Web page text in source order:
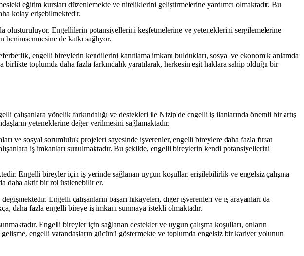
eğitim kursları düzenlemekte ve niteliklerini geliştirmelerine yardımcı olmaktadır. Bu
kolay erişebilmektedir.
oluşturuluyor. Engellilerin potansiyellerini keşfetmelerine ve yeteneklerini sergilemelerine
benimsenmesine de katkı sağlıyor.
engelli bireylerin kendilerini kanıtlama imkanı buldukları, sosyal ve ekonomik anlamda
birlikte toplumda daha fazla farkındalık yaratılarak, herkesin eşit haklara sahip olduğu bir
çalışanlara yönelik farkındalığı ve destekleri ile Nizip'de engelli iş ilanlarında önemli bir artış
yeteneklerine değer verilmesini sağlamaktadır.
ve sosyal sorumluluk projeleri sayesinde işverenler, engelli bireylere daha fazla fırsat
iş imkanları sunulmaktadır. Bu şekilde, engelli bireylerin kendi potansiyellerini
Engelli bireyler için iş yerinde sağlanan uygun koşullar, erişilebilirlik ve engelsiz çalışma
daha aktif bir rol üstlenebilirler.
Engelli çalışanların başarı hikayeleri, diğer işverenleri ve iş arayanları da
daha fazla engelli bireye iş imkanı sunmaya istekli olmaktadır.
Engelli bireyler için sağlanan destekler ve uygun çalışma koşulları, onların
engelli vatandaşların gücünü göstermekte ve toplumda engelsiz bir kariyer yolunun